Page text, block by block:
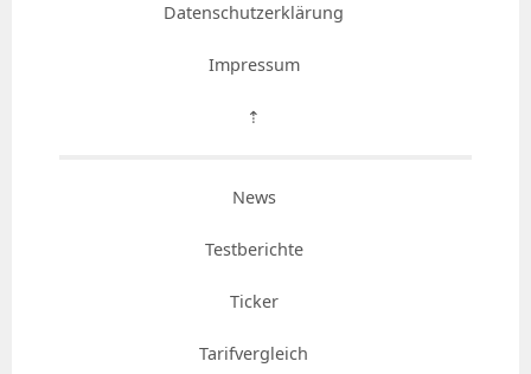
Datenschutzerklärung
Impressum
⇡
News
Testberichte
Ticker
Tarifvergleich